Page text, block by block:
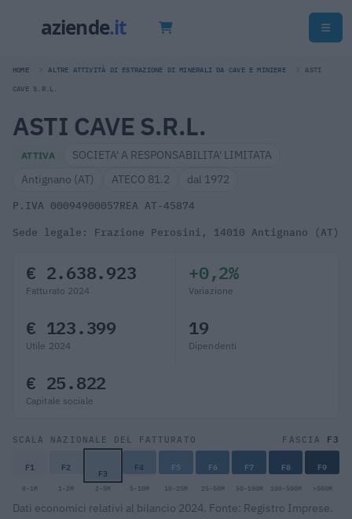
HOME ALTRE ATTIVITÀ DI ESTRAZIONE DI MINERALI DA CAVE E MINIERE ASTI
CAVE S.R.L.
ASTI CAVE S.R.L.
ATTIVA
SOCIETA' A RESPONSABILITA' LIMITATA
Antignano (AT)
ATECO 81.2 dal 1972
P.IVA 00094900057REA AT-45874
Sede legale: Frazione Perosini, 14010 Antignano (AT)
€ 2.638.923
Fatturato 2024
+0,2%
Variazione
€ 123.399
Utile 2024
19
Dipendenti
€ 25.822
Capitale sociale
SCALA NAZIONALE DEL FATTURATO FASCIA F3
F1 F2 F3 F4 F5 F6 F7 F8 F9
0-1M 1-2M 2-5M 5-10M 10-25M 25-50M 50-100M 100-500M >500M
Dati economici relativi al bilancio 2024. Fonte: Registro Imprese.